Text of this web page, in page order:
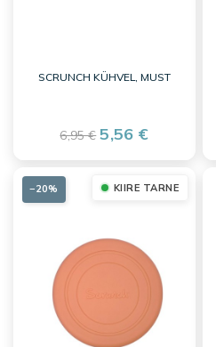
SCRUNCH KÜHVEL, MUST
6,95 € 5,56 €
KIIRE TARNE
−20%